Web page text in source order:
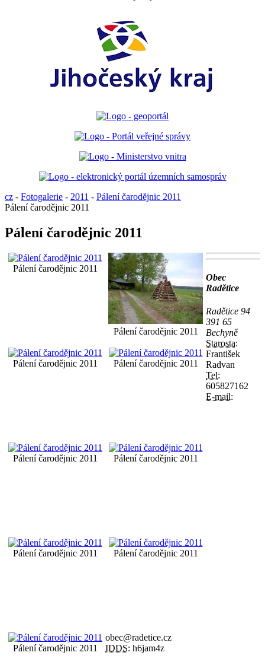
cz - Fotogalerie - 2011 - Pálení čarodějnic 2011
Pálení čarodějnic 2011
Pálení čarodějnic 2011
Pálení čarodějnic 2011
Pálení čarodějnic 2011
Pálení čarodějnic 2011 Pálení čarodějnic 2011
Pálení čarodějnic 2011 Pálení čarodějnic 2011
Pálení čarodějnic 2011 Pálení čarodějnic 2011
Pálení čarodějnic 2011
Obec
Radětice
Radětice 94
391 65
Bechyně
Starosta:
František
Radvan
Tel:
605827162
E-mail:
obec@radetice.cz
IDDS: h6jam4z